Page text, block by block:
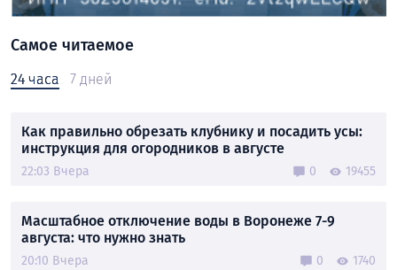
Самое читаемое
24 часа 7 дней
Как правильно обрезать клубнику и посадить усы:
инструкция для огородников в августе
22:03 Вчера 0 19455
Масштабное отключение воды в Воронеже 7-9
августа: что нужно знать
20:10 Вчера 0 1740